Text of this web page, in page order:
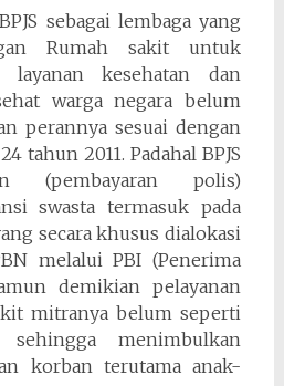
sebagai lembaga yang
Rumah sakit untuk
layanan kesehatan dan
warga negara belum
perannya sesuai dengan
tahun 2011. Padahal BPJS
(pembayaran polis)
swasta termasuk pada
secara khusus dialokasi
melalui PBI (Penerima
demikian pelayanan
mitranya belum seperti
menimbulkan
korban terutama anak-